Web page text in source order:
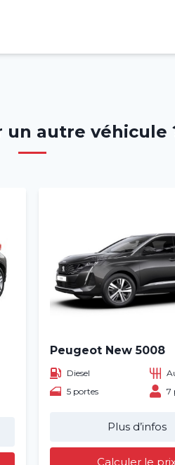
un autre véhicule
Peugeot New 5008
Diesel
5 portes
7
Plus d’infos
Calculer le